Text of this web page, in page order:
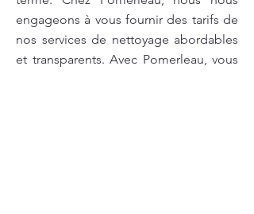
engageons à vous fournir des tarifs de
nos services de nettoyage abordables
et transparents. Avec Pomerleau, vous